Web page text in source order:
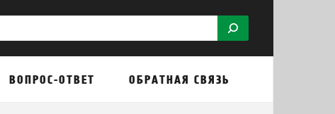
ВОПРОС-ОТВЕТ ОБРАТНАЯ СВЯЗЬ